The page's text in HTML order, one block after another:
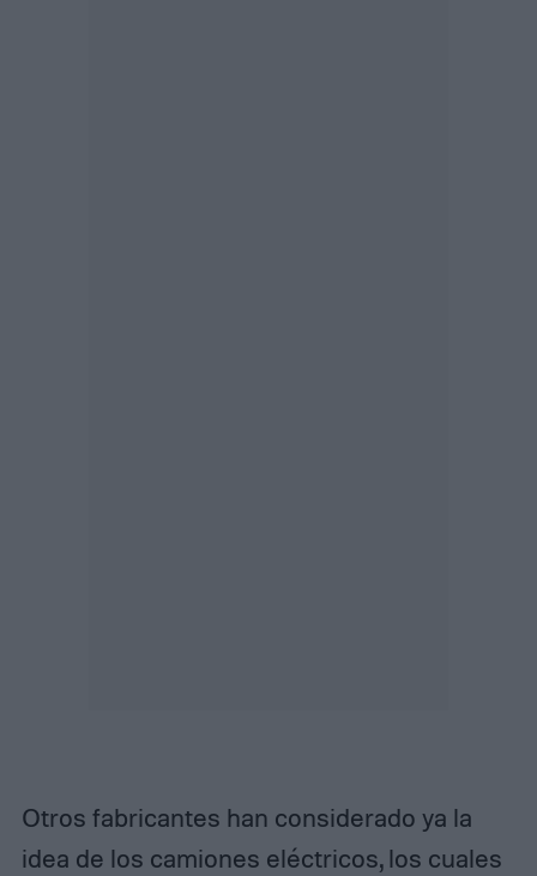
Otros fabricantes han considerado ya la
idea de los camiones eléctricos, los cuales